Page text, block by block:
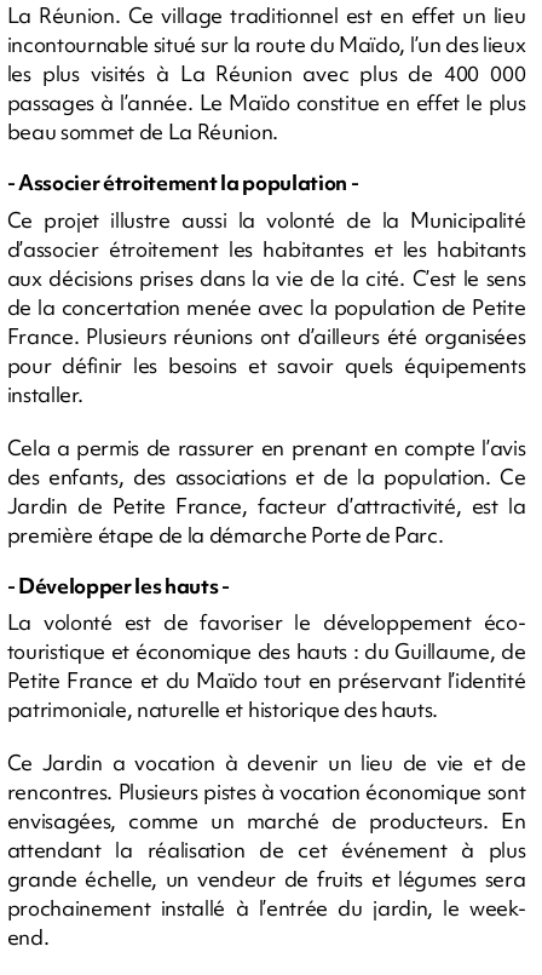
La Réunion. Ce village traditionnel est en effet un lieu
incontournable situé sur la route du Maïdo, l’un des lieux
les plus visités à La Réunion avec plus de 400 000
passages à l’année. Le Maïdo constitue en effet le plus
beau sommet de La Réunion.
- Associer étroitement la population -
Ce projet illustre aussi la volonté de la Municipalité
d’associer étroitement les habitantes et les habitants
aux décisions prises dans la vie de la cité. C’est le sens
de la concertation menée avec la population de Petite
France. Plusieurs réunions ont d’ailleurs été organisées
pour définir les besoins et savoir quels équipements
installer.
Cela a permis de rassurer en prenant en compte l’avis
des enfants, des associations et de la population. Ce
Jardin de Petite France, facteur d’attractivité, est la
première étape de la démarche Porte de Parc.
- Développer les hauts -
La volonté est de favoriser le développement éco-
touristique et économique des hauts : du Guillaume, de
Petite France et du Maïdo tout en préservant l’identité
patrimoniale, naturelle et historique des hauts.
Ce Jardin a vocation à devenir un lieu de vie et de
rencontres. Plusieurs pistes à vocation économique sont
envisagées, comme un marché de producteurs. En
attendant la réalisation de cet événement à plus
grande échelle, un vendeur de fruits et légumes sera
prochainement installé à l’entrée du jardin, le week-
end.